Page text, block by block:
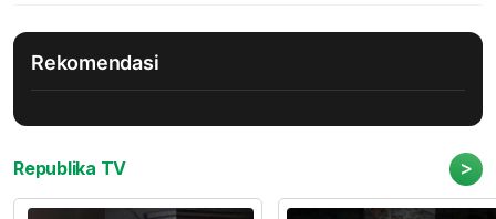
Rekomendasi
Republika TV >